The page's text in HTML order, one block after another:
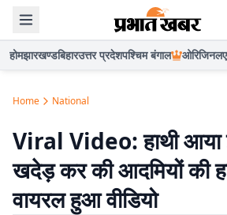
होमझारखण्डबिहारउत्तर प्रदेशपश्चिम बंगाल ओरिजिनल
Home National
Viral Video: हाथी आया
खदेड़ कर की आदमियों की
वायरल हुआ वीडियो